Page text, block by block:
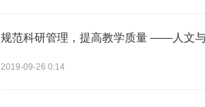
规范科研管理，提高教学质量 ——人文
2019-09-26 0:14